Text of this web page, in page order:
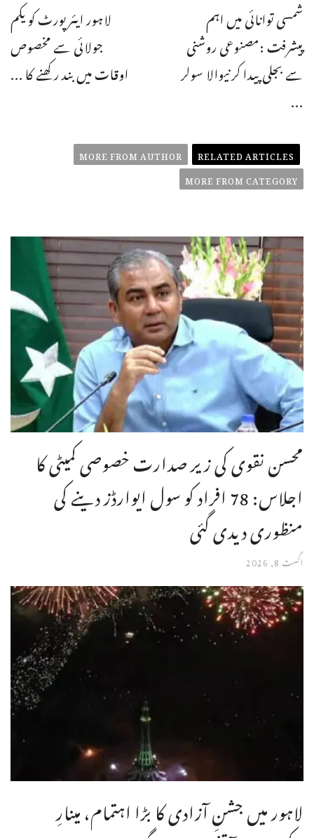
لاہور ایئرپورٹ کو یکم
جولائی سے مخصوص
اوقات میں بند رکھنے کا ...
شمسی توانائی میں اہم
پیشرفت :مصنوعی روشنی
سے بجلی پیدا کرنیوالا سولر
...
RELATED ARTICLES
MORE FROM AUTHOR
MORE FROM CATEGORY
محسن نقوی کی زیر صدارت خصوصی کمیٹی کا
اجلاس: 78 افراد کو سول ایوارڈز دینے کی
منظوری دیدی گئی
اگست 8, 2026
لاہور میں جشنِ آزادی کا بڑا اہتمام، مینارِ